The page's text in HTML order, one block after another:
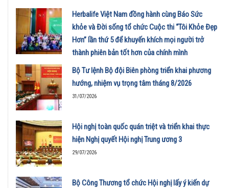
Herbalife Việt Nam đồng hành cùng Báo Sức
khỏe và Đời sống tổ chức Cuộc thi “Tôi Khỏe Đẹp
Hơn” lần thứ 5 để khuyến khích mọi người trở
thành phiên bản tốt hơn của chính mình
01/08/2026
Bộ Tư lệnh Bộ đội Biên phòng triển khai phương
hướng, nhiệm vụ trọng tâm tháng 8/2026
31/07/2026
Hội nghị toàn quốc quán triệt và triển khai thực
hiện Nghị quyết Hội nghị Trung ương 3
29/07/2026
Bộ Công Thương tổ chức Hội nghị lấy ý kiến dự